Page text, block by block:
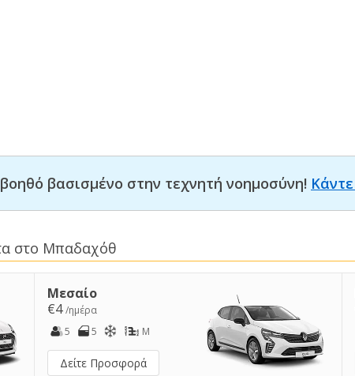
βασισμένο στην τεχνητή νοημοσύνη!
στο Μπαδαχόθ
Μεσαίο
€4/ημέρα
5
5 M
Δείτε Προσφορά